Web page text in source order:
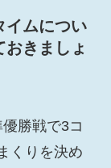
イムについ
きましょ
勝戦で3コ
くりを決め